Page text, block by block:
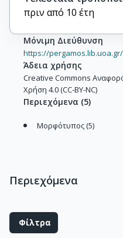
πριν από 10 έτη
Μόνιμη Διεύθυνση
https://
Άδεια χρήσης
Creative Commons
Χρήση 4.0 (CC-BY-NC)
Περιεχόμενα (5)
Μορφότυπος (5)
Περιεχόμενα
Φίλτρα